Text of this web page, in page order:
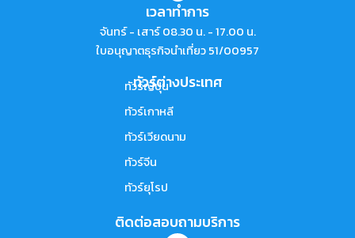
เวลาทำการ
จันทร์ - เสาร์ 08.30 น. - 17.00 น.
ใบอนุญาตธุรกิจนำเที่ยว 51/00957
ทัวร์ต่างประเทศ
ทัวร์ญี่ปุ่น
ทัวร์เกาหลี
ทัวร์เวียดนาม
ทัวร์จีน
ทัวร์ยุโรป
ติดต่อสอบถามบริการ